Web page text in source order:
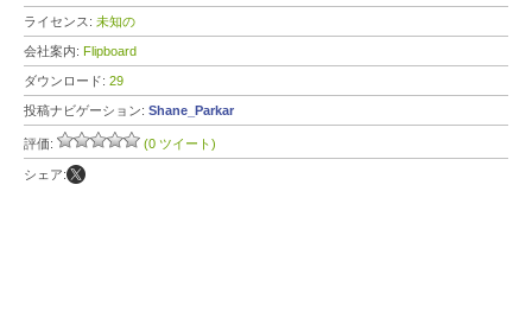
ライセンス: 未知の
会社案内: Flipboard
ダウンロード: 29
投稿ナビゲーション: Shane_Parkar
評価: (0 ツイート)
シェア: